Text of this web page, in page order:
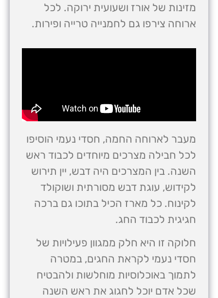
מזינות של אורז ושעועית ירוקה. לכל
ארוחה צירפו גם לחמנייה טרייה ופירות.
מעבר לארוחה החמה, חסדי נעמי הוסיפו
לכל חבילה מצרכים מיוחדים לכבוד ראש
השנה. בין המצרכים היה דבש, יין תירוש
לקידוש, עוגת דבש מסורתית ושוקולד
לקינוח. כל מארז הכיל בתוכו גם ברכה
חגיגית לכבוד החג.
חלוקה זו היא חלק ממגוון פעילויות של
חסדי נעמי לקראת החגים, במטרה
לתמוך באוכלוסיות מוחלשות ולהבטיח
שכל אדם יוכל לחגוג את ראש השנה